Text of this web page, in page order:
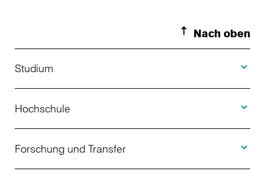
Nach oben
Studium
Studienangebot
Bewerbung
Hochschule
Über uns
Forschung und Transfer